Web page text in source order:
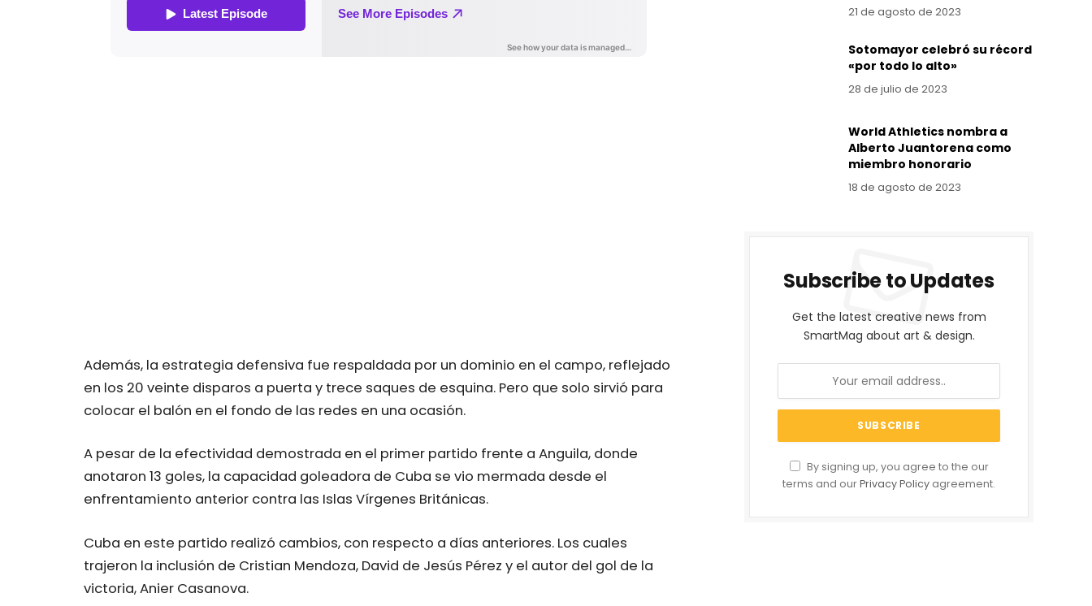
Además, la estrategia defensiva fue respaldada por un dominio en el campo, reflejado
en los 20 veinte disparos a puerta y trece saques de esquina. Pero que solo sirvió para
colocar el balón en el fondo de las redes en una ocasión.
A pesar de la efectividad demostrada en el primer partido frente a Anguila, donde
anotaron 13 goles, la capacidad goleadora de Cuba se vio mermada desde el
enfrentamiento anterior contra las Islas Vírgenes Británicas.
Cuba en este partido realizó cambios, con respecto a días anteriores. Los cuales
trajeron la inclusión de Cristian Mendoza, David de Jesús Pérez y el autor del gol de la
victoria, Anier Casanova.
21 de agosto de 2023
Sotomayor celebró su récord
«por todo lo alto»
28 de julio de 2023
World Athletics nombra a
Alberto Juantorena como
miembro honorario
18 de agosto de 2023
Subscribe to Updates
Get the latest creative news from
SmartMag about art & design.
By signing up, you agree to the our
terms and ourPrivacy Policy agreement.